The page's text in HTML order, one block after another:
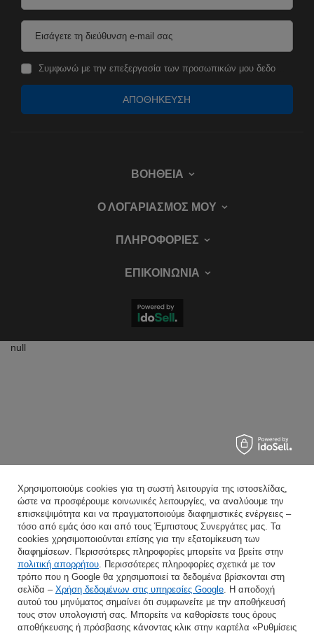
Εισάγετε τη διεύθυνση e-mail σας
Συμφωνώ με την επεξεργασία των προσωπικών μου δεδομένων για τους σκοπούς και το πεδίο εφαρμογής της υπηρεσίας Newsletter στο
ΑΠΟΘΉΚΕΥΣΗ
ΒΟΉΘΕΙΑ
Ο ΛΟΓΑΡΙΑΣΜΌΣ ΜΟΥ
ΠΛΗΡΟΦΟΡΊΕΣ
ΕΠΙΚΟΙΝΩΝΊΑ
null
Χρησιμοποιούμε cookies για τη σωστή λειτουργία της ιστοσελίδας,
ώστε να προσφέρουμε κοινωνικές λειτουργίες, να αναλύουμε την
επισκεψιμότητα και να πραγματοποιούμε διαφημιστικές ενέργειες –
τόσο από εμάς όσο και από τους Έμπιστους Συνεργάτες μας. Τα
cookies χρησιμοποιούνται επίσης για την εξατομίκευση των
διαφημίσεων. Περισσότερες πληροφορίες μπορείτε να βρείτε στην
πολιτική απορρήτου. Περισσότερες πληροφορίες σχετικά με τον
τρόπο που η Google θα χρησιμοποιεί τα δεδομένα βρίσκονται στη
σελίδα – Χρήση δεδομένων στις υπηρεσίες Google. Η αποδοχή
αυτού του μηνύματος σημαίνει ότι συμφωνείτε με την αποθήκευσή
τους στον υπολογιστή σας. Μπορείτε να καθορίσετε τους όρους
αποθήκευσης ή πρόσβασης κάνοντας κλικ στην καρτέλα «Ρυθμίσεις